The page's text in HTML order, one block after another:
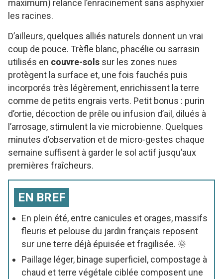
maximum) relance l’enracinement sans asphyxier
les racines.
D’ailleurs, quelques alliés naturels donnent un vrai
coup de pouce. Trèfle blanc, phacélie ou sarrasin
utilisés en couvre-sols sur les zones nues
protègent la surface et, une fois fauchés puis
incorporés très légèrement, enrichissent la terre
comme de petits engrais verts. Petit bonus : purin
d’ortie, décoction de prêle ou infusion d’ail, dilués à
l’arrosage, stimulent la vie microbienne. Quelques
minutes d’observation et de micro-gestes chaque
semaine suffisent à garder le sol actif jusqu’aux
premières fraîcheurs.
EN BREF
En plein été, entre canicules et orages, massifs
fleuris et pelouse du jardin français reposent
sur une terre déjà épuisée et fragilisée. 🌞
Paillage léger, binage superficiel, compostage à
chaud et terre végétale ciblée composent une